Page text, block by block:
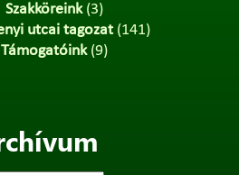
Szakköreink(3)
utcai tagozat(141)
Támogatóink(9)